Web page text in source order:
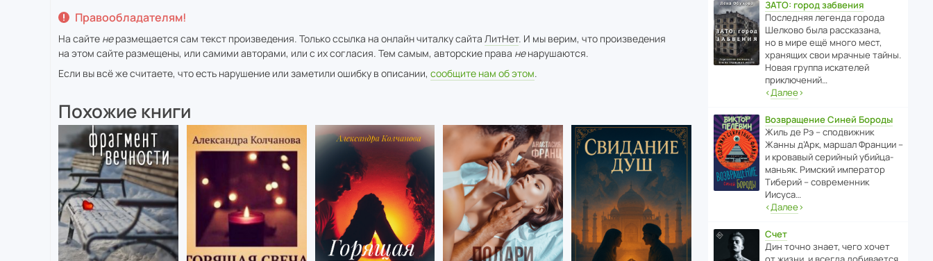
Правообладателям!
На сайте неразмещается сам текст произведения. Только ссылка на онлайн читалку сайта ЛитНет. И мы верим, что произведения
на этом сайте размещены, или самими авторами, или с их согласия. Тем самым, авторские права ненарушаются.
Если вы всё же считаете, что есть нарушение или заметили ошибку в описании, сообщите нам об этом.
Похожие книги
ЗАТО: город забвения
После­дняя легенда города
Шелково была расска­зана,
но в мире ещё много мест,
хранящих свои мрачные тайны.
Новая группа иска­телей
приключений…
‹Далее›
Возвращение Синей Бороды
Жиль де Рэ – спод­ви­жник
Жанны д’Арк, маршал Франции –
и кровавый серийный убийца-
маньяк. Римский импе­ратор
Тиберий – совре­менник
Иисуса…
‹Далее›
Счет
Дин точно знает, чего хочет